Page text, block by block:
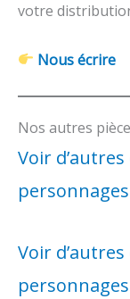
votre
Nous écrire
Nos autres
Voir
personnages
Voir
personnages